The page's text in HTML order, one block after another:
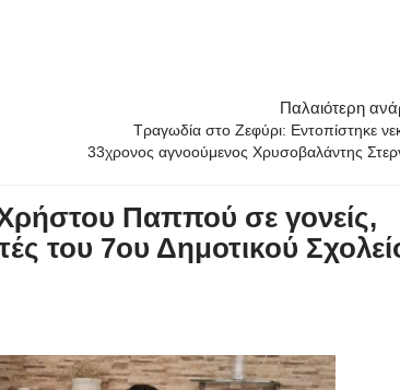
Παλαιότερη
Τραγωδία στο Ζεφύρι: Εντοπίστηκε
33χρονος αγνοούμενος Χρυσοβαλάντης
Παππού σε γονείς,
του 7ου Δημοτικού